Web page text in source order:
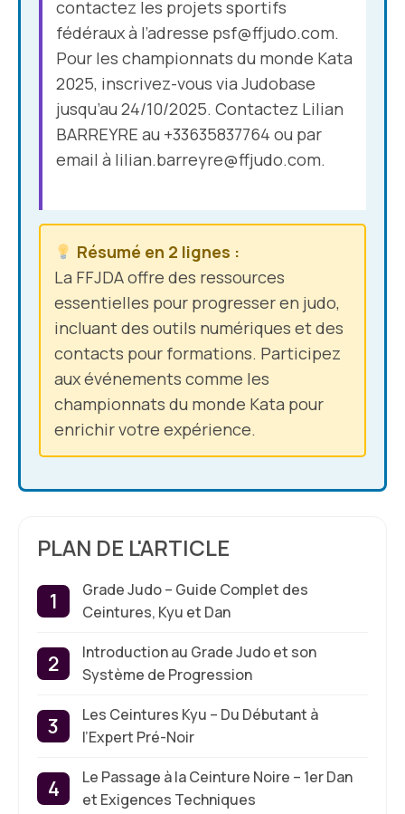
contactez les projets sportifs
fédéraux à l’adresse psf@ffjudo.com.
Pour les championnats du monde Kata
2025, inscrivez-vous via Judobase
jusqu’au 24/10/2025. Contactez Lilian
BARREYRE au +33635837764 ou par
email à lilian.barreyre@ffjudo.com.
Résumé en 2 lignes :
La FFJDA offre des ressources
essentielles pour progresser en judo,
incluant des outils numériques et des
contacts pour formations. Participez
aux événements comme les
championnats du monde Kata pour
enrichir votre expérience.
PLAN DE L'ARTICLE
Grade Judo – Guide Complet des
Ceintures, Kyu et Dan
Introduction au Grade Judo et son
Système de Progression
Les Ceintures Kyu – Du Débutant à
l’Expert Pré-Noir
Le Passage à la Ceinture Noire – 1er Dan
et Exigences Techniques